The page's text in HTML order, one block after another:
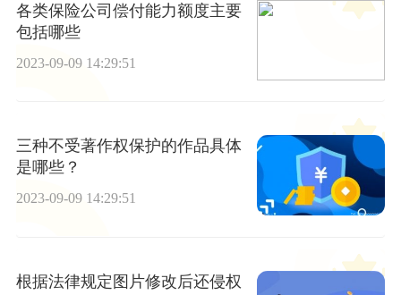
各类保险公司偿付能力额度主要
包括哪些
2023-09-09 14:29:51
三种不受著作权保护的作品具体
是哪些？
2023-09-09 14:29:51
根据法律规定图片修改后还侵权